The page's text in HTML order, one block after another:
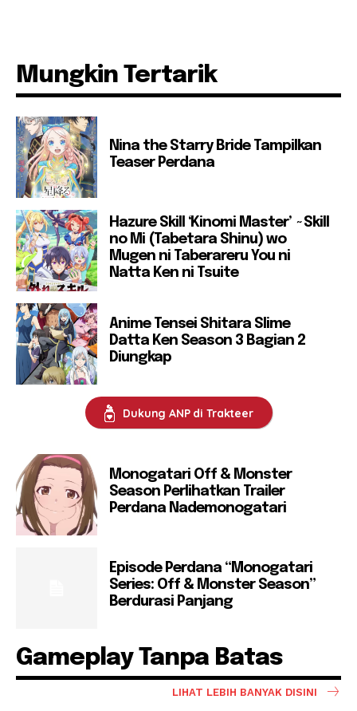
Mungkin Tertarik
Nina the Starry Bride Tampilkan
Teaser Perdana
Hazure Skill ‘Kinomi Master’ ~Skill
no Mi (Tabetara Shinu) wo
Mugen ni Taberareru You ni
Natta Ken ni Tsuite
Anime Tensei Shitara Slime
Datta Ken Season 3 Bagian 2
Diungkap
Dukung ANP di Trakteer
Monogatari Off & Monster
Season Perlihatkan Trailer
Perdana Nademonogatari
Episode Perdana “Monogatari
Series: Off & Monster Season”
Berdurasi Panjang
Gameplay Tanpa Batas
LIHAT LEBIH BANYAK DISINI